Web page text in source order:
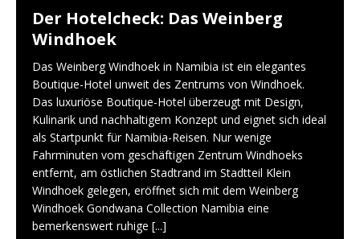
Der Hotelcheck: Das Weinberg
Windhoek
Das Weinberg Windhoek in Namibia ist ein elegantes
Boutique-Hotel unweit des Zentrums von Windhoek.
Das luxuriöse Boutique-Hotel überzeugt mit Design,
Kulinarik und nachhaltigem Konzept und eignet sich ideal
als Startpunkt für Namibia-Reisen. Nur wenige
Fahrminuten vom geschäftigen Zentrum Windhoeks
entfernt, am östlichen Stadtrand im Stadtteil Klein
Windhoek gelegen, eröffnet sich mit dem Weinberg
Windhoek Gondwana Collection Namibia eine
bemerkenswert ruhige [...]